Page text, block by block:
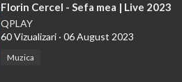
⁣Florin Cercel - Sefa mea | Live 2023
QPLAY
60 Vizualizari · 06 August 2023
Muzica